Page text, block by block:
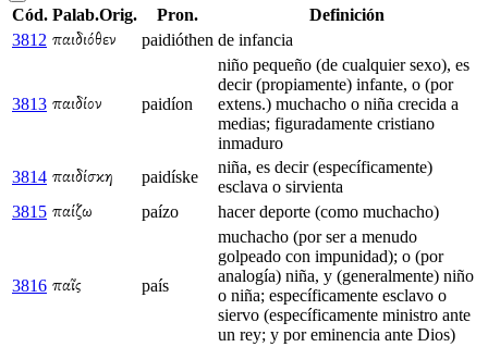
Cód. Palab.Orig. Pron.
Definición
3812 παιδιόθεν paidióthen de infancia
3813 παιδίον paidíon
niño pequeño (de cualquier sexo), es
decir (propiamente) infante, o (por
extens.) muchacho o niña crecida a
medias; figuradamente cristiano
inmaduro
3814 παιδίσκη paidíske
niña, es decir (específicamente)
esclava o sirvienta
3815 παίζω paízo hacer deporte (como muchacho)
3816 παῖς país
muchacho (por ser a menudo
golpeado con impunidad); o (por
analogía) niña, y (generalmente) niño
o niña; específicamente esclavo o
siervo (específicamente ministro ante
un rey; y por eminencia ante Dios)